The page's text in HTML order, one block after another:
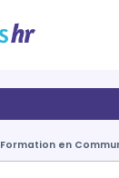
Formation en